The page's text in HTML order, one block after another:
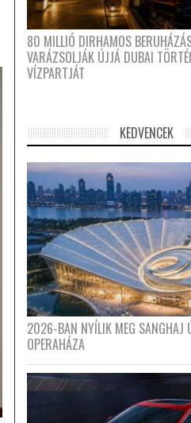
80 MILLIÓ DIRHAMOS
VARÁZSOLJÁK ÚJJÁ DUBAI
VÍZPARTJÁT
KEDVENCEK
2026-BAN NYÍLIK MEG SANGHAJ
OPERAHÁZA